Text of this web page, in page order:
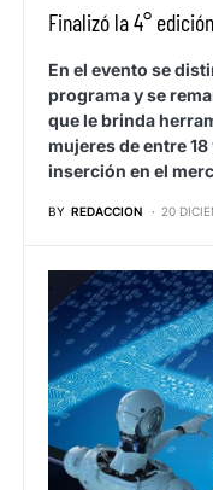
Finalizó la 4°
En el evento se
programa y se
que le brinda
mujeres de entre
inserción en el
BY REDACCION 20